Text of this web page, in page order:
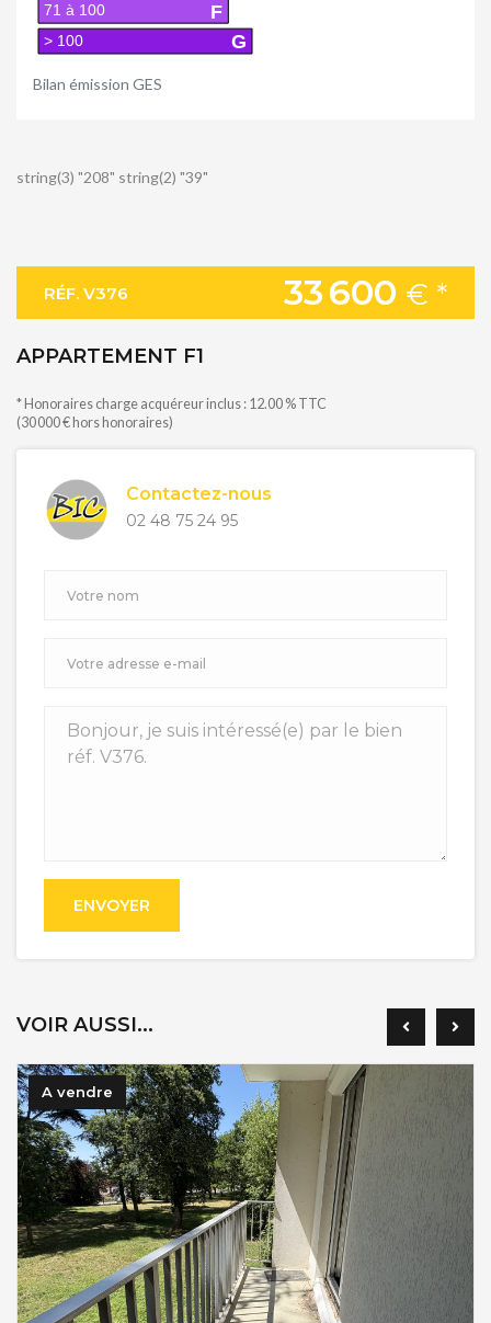
F
71 à 100
G
> 100
Bilan émission GES
string(3) "208" string(2) "39"
RÉF. V376 33 600 € *
APPARTEMENT F1
* Honoraires charge acquéreur inclus : 12.00 % TTC
(30 000 € hors honoraires)
Contactez-nous
02 48 75 24 95
ENVOYER
VOIR AUSSI...
A vendre